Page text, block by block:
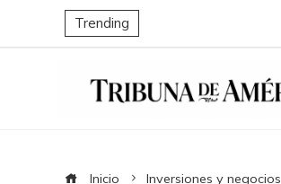
Trending
Inicio Inversiones y negocios